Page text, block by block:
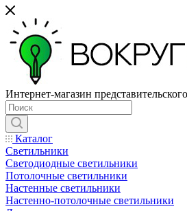
Интернет-магазин
Каталог
Светильники
Светодиодные светильники
Потолочные светильники
Настенные светильники
Настенно-потолочные светильники